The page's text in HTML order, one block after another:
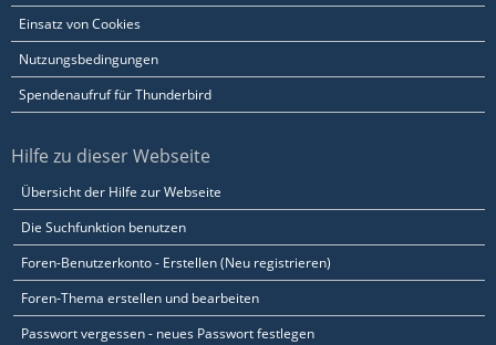
Einsatz von Cookies
Nutzungsbedingungen
Spendenaufruf für Thunderbird
Hilfe zu dieser Webseite
Übersicht der Hilfe zur Webseite
Die Suchfunktion benutzen
Foren-Benutzerkonto - Erstellen (Neu registrieren)
Foren-Thema erstellen und bearbeiten
Passwort vergessen - neues Passwort festlegen